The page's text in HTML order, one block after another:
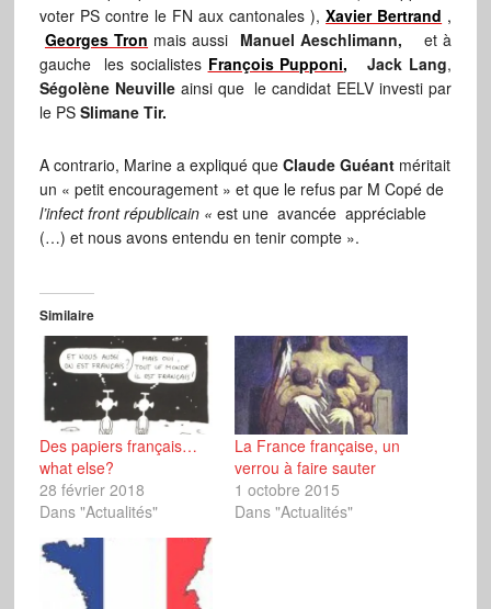
voter PS contre le FN aux cantonales ),Xavier Bertrand ,
Georges Tron mais aussi Manuel Aeschlimann,
et à
gauche les socialistes François Pupponi, Jack Lang,
Ségolène Neuvilleainsi que le candidat EELV investi par
le PS Slimane Tir.
A contrario, Marine a expliqué que Claude Guéantméritait
un « petit encouragement » et que le refus par M Copé de
l’infect front républicain « est une avancée appréciable
(…) et nous avons entendu en tenir compte ».
Similaire
Des papiers français…
what else?
28 février 2018
Dans "Actualités"
La France française, un
verrou à faire sauter
1 octobre 2015
Dans "Actualités"